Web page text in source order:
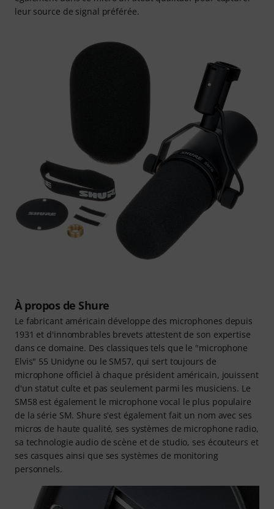
leur source de signal préférée.
À propos de Shure
Le fabricant américain développe des microphones depuis
1931 et d'innombrables brevets attestent de son expertise
dans ce domaine. Des classiques tels que le "microphone
Elvis" 55 Unidyne ou le SM57, qui sert toujours de
microphone officiel à chaque président américain, jouissent
d'un statut culte et pas seulement parmi les musiciens. Le
SM58 est également le microphone vocal le plus populaire
de la série SM. Shure s'est également fait un nom avec ses
micros de haute qualité, ses systèmes de microphone radio,
sa technologie audio de scène et de studio, ses écouteurs et
ses casques ainsi que ses systèmes de monitoring
personnels.